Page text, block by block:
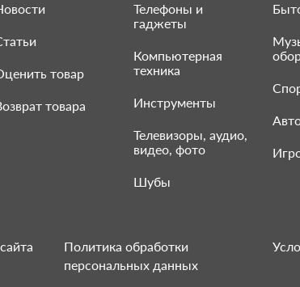
товар
товара
Телефоны и
гаджеты
Компьютерная
техника
Инструменты
Телевизоры, аудио,
видео, фото
Шубы
Политика обработки
персональных данных